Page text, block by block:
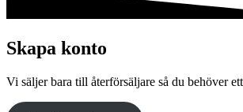
Skapa konto
Vi säljer bara till återförsäljare så du behöver